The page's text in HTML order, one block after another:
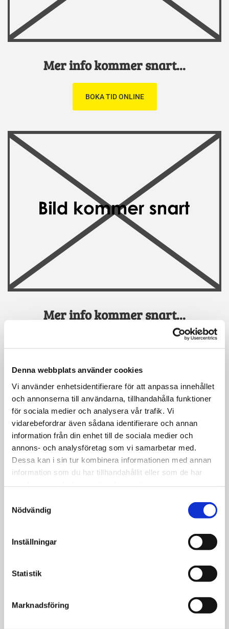
Denna webbplats använder cookies
Vi använder enhetsidentifierare för att anpassa innehållet
och annonserna till användarna, tillhandahålla funktioner
för sociala medier och analysera vår trafik. Vi
vidarebefordrar även sådana identifierare och annan
information från din enhet till de sociala medier och
annons- och analysföretag som vi samarbetar med.
Dessa kan i sin tur kombinera informationen med annan
information som du har tillhandahållit eller som de har
Nödvändig
Inställningar
Statistik
Marknadsföring
Mer info kommer snart...
BOKA TID ONLINE
Mer info kommer snart...